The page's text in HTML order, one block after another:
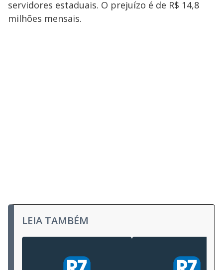
servidores estaduais. O prejuízo é de R$ 14,8
milhões mensais.
LEIA TAMBÉM